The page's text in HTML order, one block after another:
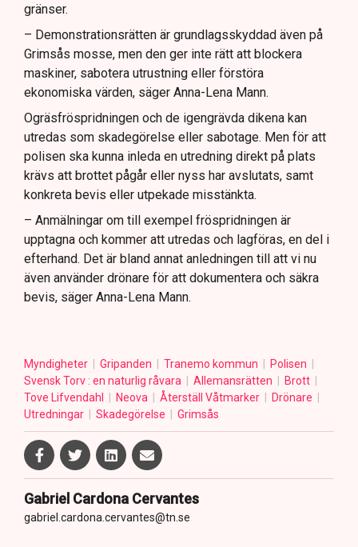
gränser.
– Demonstrationsrätten är grundlagsskyddad även på
Grimsås mosse, men den ger inte rätt att blockera
maskiner, sabotera utrustning eller förstöra
ekonomiska värden, säger Anna-Lena Mann.
Ogräsfröspridningen och de igengrävda dikena kan
utredas som skadegörelse eller sabotage. Men för att
polisen ska kunna inleda en utredning direkt på plats
krävs att brottet pågår eller nyss har avslutats, samt
konkreta bevis eller utpekade misstänkta.
– Anmälningar om till exempel fröspridningen är
upptagna och kommer att utredas och lagföras, en del i
efterhand. Det är bland annat anledningen till att vi nu
även använder drönare för att dokumentera och säkra
bevis, säger Anna-Lena Mann.
Myndigheter Gripanden Tranemo kommun
Polisen
Svensk Torv : en naturlig råvara
Allemansrätten
Brott
Tove Lifvendahl
Neova Återställ Våtmarker
Drönare
Utredningar
Skadegörelse Grimsås
Gabriel Cardona Cervantes
gabriel.cardona.cervantes@tn.se